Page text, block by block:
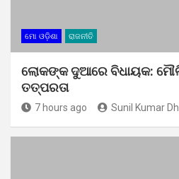
ମୋ ଓଡ଼ିଶା ରାଜନୀତି
ଲୋକଙ୍କ ଦୁଆରେ ବିଧାୟକ:
ତତ୍ପରତା
7 hours ago Sunil Kumar